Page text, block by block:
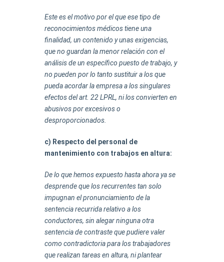
Este es el motivo por el que ese tipo de
reconocimientos médicos tiene una
finalidad, un contenido y unas exigencias,
que no guardan la menor relación con el
análisis de un específico puesto de trabajo, y
no pueden por lo tanto sustituir a los que
pueda acordar la empresa a los singulares
efectos del art. 22 LPRL, ni los convierten en
abusivos por excesivos o
desproporcionados.
c) Respecto del personal de
mantenimiento con trabajos en altura:
De lo que hemos expuesto hasta ahora ya se
desprende que los recurrentes tan solo
impugnan el pronunciamiento de la
sentencia recurrida relativo a los
conductores, sin alegar ninguna otra
sentencia de contraste que pudiere valer
como contradictoria para los trabajadores
que realizan tareas en altura, ni plantear